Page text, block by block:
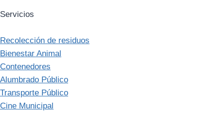
Servicios
Recolección de residuos
Bienestar Animal
Contenedores
Alumbrado Público
Transporte Público
Cine Municipal